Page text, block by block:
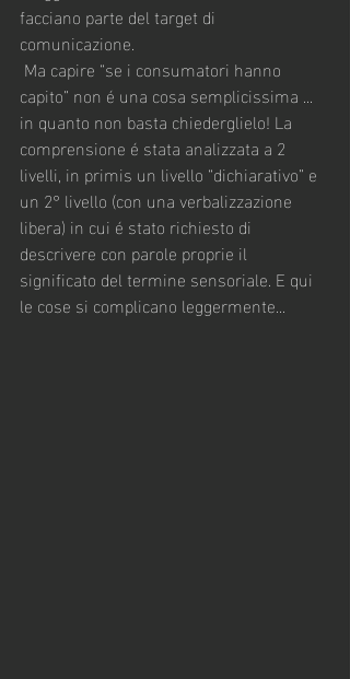
facciano parte del target di
comunicazione.
Ma capire “se i consumatori hanno
capito” non é una cosa semplicissima ...
in quanto non basta chiederglielo! La
comprensione é stata analizzata a 2
livelli, in primis un livello “dichiarativo” e
un 2° livello (con una verbalizzazione
libera) in cui é stato richiesto di
descrivere con parole proprie il
significato del termine sensoriale. E qui
le cose si complicano leggermente...